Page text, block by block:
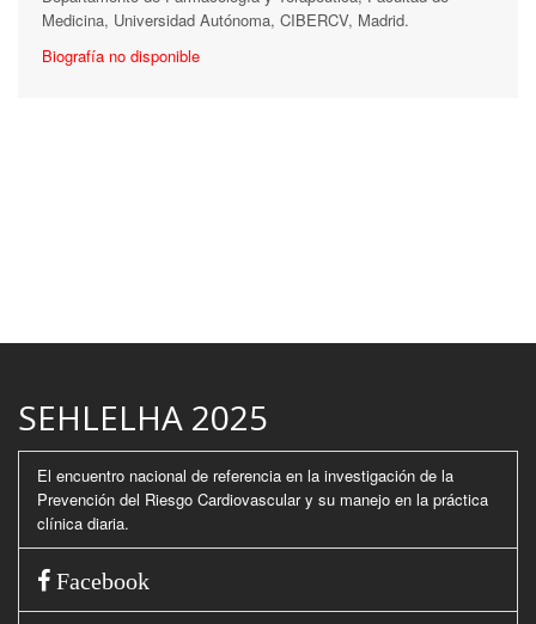
Medicina, Universidad Autónoma, CIBERCV, Madrid.
Biografía no disponible
SEHLELHA 2025
El encuentro nacional de referencia en la investigación de la
Prevención del Riesgo Cardiovascular y su manejo en la práctica
clínica diaria.
Facebook